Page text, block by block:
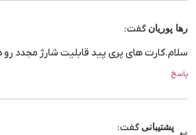
رها پوریان گفت:
سلام.کارت های پری پید قابلیت شارژ مجدد رو
پاسخ
پشتیبانی گفت: